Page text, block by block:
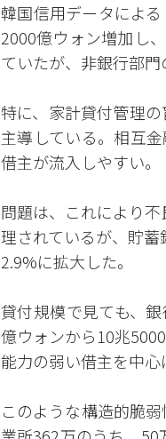
韓国信用データによ
2000億ウォン増加し
ていたが、非銀行部門
特に、家計貸付管理
主導している。相互
借主が流入しやすい。
問題は、これにより
理されているが、貯
2.9%に拡大した。
貸付規模で見ても、
億ウォンから10兆
能力の弱い借主を中心
このような構造的脆